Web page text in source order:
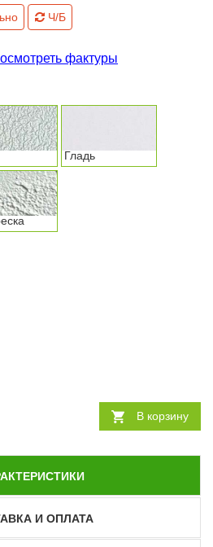
Ч/Б
фактуры
Гладь
В корзину
И ОПЛАТА